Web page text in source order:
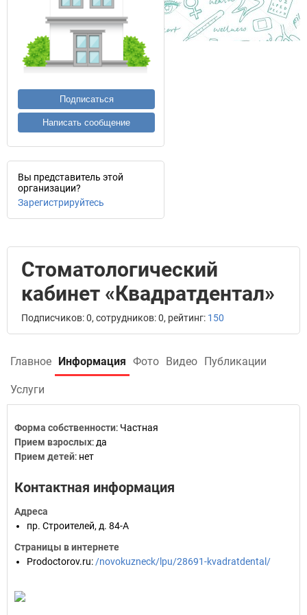
Подписаться
Написать сообщение
Вы представитель этой
организации?
Зарегистрируйтесь
Стоматологический
кабинет «Квадратдентал»
Подписчиков: 0, сотрудников: 0, рейтинг: 150
Главное Информация Фото Видео Публикации
Услуги
Форма собственности: Частная
Прием взрослых: да
Прием детей: нет
Контактная информация
Адреса
пр. Строителей, д. 84-А
Страницы в интернете
Prodoctorov.ru: /novokuzneck/lpu/28691-kvadratdental/